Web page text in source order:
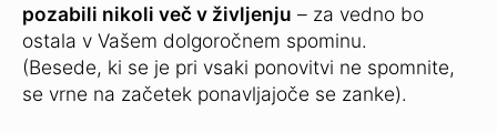
pozabili nikoli več v življenju – za vedno bo
ostala v Vašem dolgoročnem spominu.
(Besede, ki se je pri vsaki ponovitvi ne spomnite,
se vrne na začetek ponavljajoče se zanke).